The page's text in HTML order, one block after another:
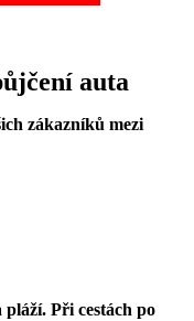
auta
zákazníků mezi
Při cestách po